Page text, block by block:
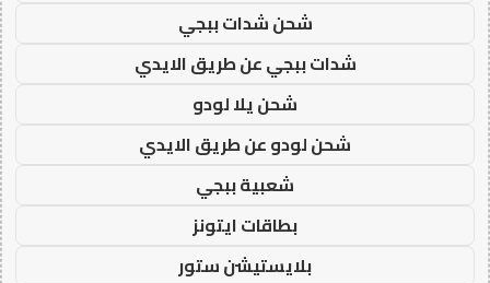
شحن شدات ببجي
شدات ببجي عن طريق الايدي
شحن يلا لودو
شحن لودو عن طريق الايدي
شعبية ببجي
بطاقات ايتونز
بلايستيشن ستور